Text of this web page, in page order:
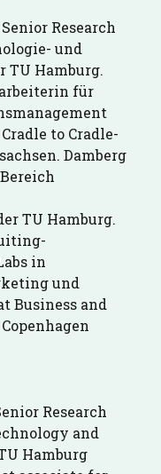
Research
und
TU Hamburg.
für
to Cradle-
Damberg
TU Hamburg.
in
und
Business and
Research
and
Hamburg